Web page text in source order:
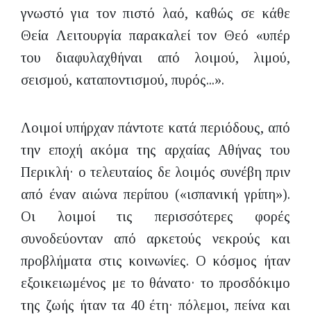
γνωστό για τον πιστό λαό, καθώς σε κάθε
Θεία Λειτουργία παρακαλεί τον Θεό «υπέρ
του διαφυλαχθήναι από λοιμού, λιμού,
σεισμού, καταποντισμού, πυρός...».
Λοιμοί υπήρχαν πάντοτε κατά περιόδους, από
την εποχή ακόμα της αρχαίας Αθήνας του
Περικλή· ο τελευταίος δε λοιμός συνέβη πριν
από έναν αιώνα περίπου («ισπανική γρίπη»).
Οι λοιμοί τις περισσότερες φορές
συνοδεύονταν από αρκετούς νεκρούς και
προβλήματα στις κοινωνίες. Ο κόσμος ήταν
εξοικειωμένος με το θάνατο· το προσδόκιμο
της ζωής ήταν τα 40 έτη· πόλεμοι, πείνα και